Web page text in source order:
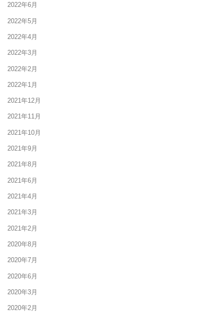
2022年6月
2022年5月
2022年4月
2022年3月
2022年2月
2022年1月
2021年12月
2021年11月
2021年10月
2021年9月
2021年8月
2021年6月
2021年4月
2021年3月
2021年2月
2020年8月
2020年7月
2020年6月
2020年3月
2020年2月